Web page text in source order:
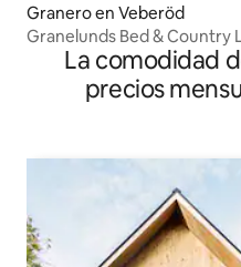
Granero en Veberöd
Granelunds Bed & Country
La comodidad
precios